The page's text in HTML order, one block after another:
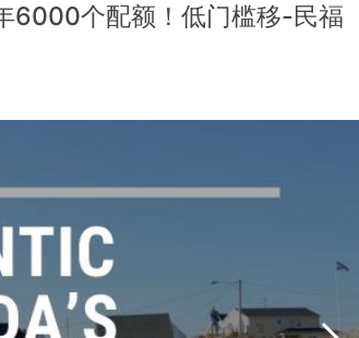
6000个配额！低门槛移-民福